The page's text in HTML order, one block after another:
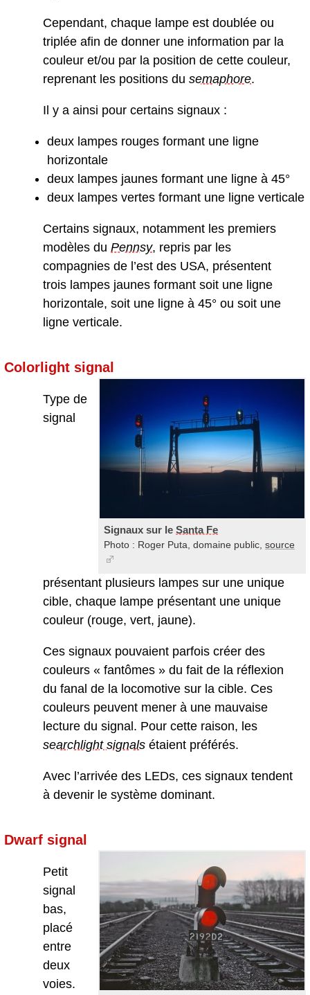
Cependant, chaque lampe est doublée ou
triplée afin de donner une information par la
couleur et/ou par la position de cette couleur,
reprenant les positions du semaphore.
Il y a ainsi pour certains signaux :
deux lampes rouges formant une ligne
horizontale
deux lampes jaunes formant une ligne à 45°
deux lampes vertes formant une ligne verticale
Certains signaux, notamment les premiers
modèles du Pennsy, repris par les
compagnies de l’est des USA, présentent
trois lampes jaunes formant soit une ligne
horizontale, soit une ligne à 45° ou soit une
ligne verticale.
Colorlight signal
Signaux sur le Santa Fe
Photo : Roger Puta, domaine public, source
Type de
signal
présentant plusieurs lampes sur une unique
cible, chaque lampe présentant une unique
couleur (rouge, vert, jaune).
Ces signaux pouvaient parfois créer des
couleurs « fantômes » du fait de la réflexion
du fanal de la locomotive sur la cible. Ces
couleurs peuvent mener à une mauvaise
lecture du signal. Pour cette raison, les
searchlight signals étaient préférés.
Avec l’arrivée des LEDs, ces signaux tendent
à devenir le système dominant.
Dwarf signal
Petit
signal
bas,
placé
entre
deux
voies.